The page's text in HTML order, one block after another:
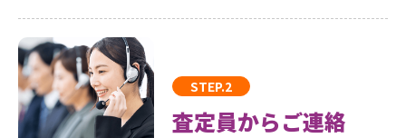
STEP.2
査定員からご連絡